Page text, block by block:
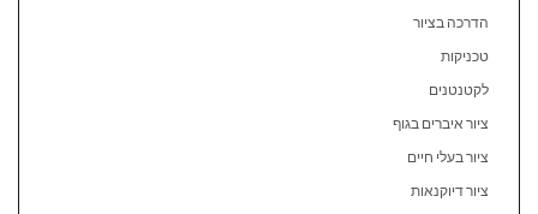
הדרכה בציור
טכניקות
לקטנטנים
ציור איברים בגוף
ציור בעלי חיים
ציור דיוקנאות